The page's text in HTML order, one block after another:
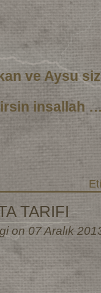
ve Aysu
insallah
TARIFI
on 07 Aralık